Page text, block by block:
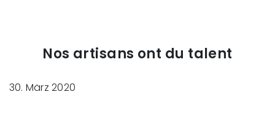
Nos artisans ont du talent
30. März 2020